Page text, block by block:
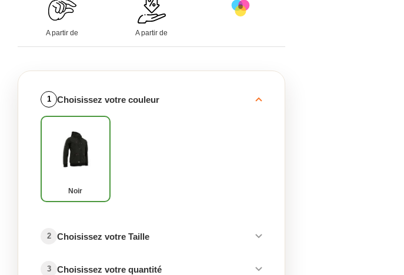
A partir de A partir de
1 Choisissez votre couleur
Noir
2 Choisissez votre Taille
3 Choisissez votre quantité